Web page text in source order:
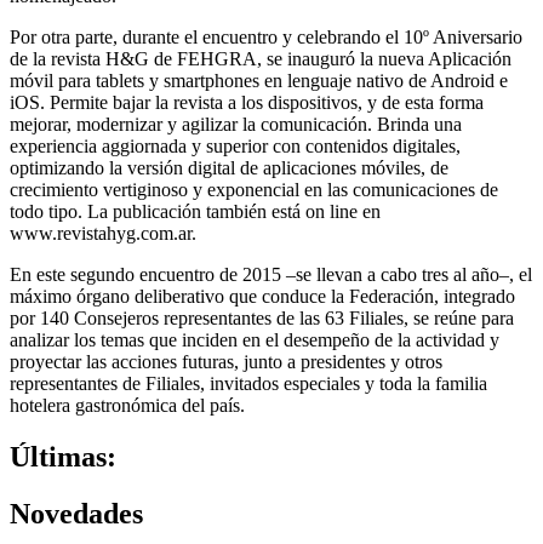
Por otra parte, durante el encuentro y celebrando el 10º Aniversario
de la revista H&G de FEHGRA, se inauguró la nueva Aplicación
móvil para tablets y smartphones en lenguaje nativo de Android e
iOS. Permite bajar la revista a los dispositivos, y de esta forma
mejorar, modernizar y agilizar la comunicación. Brinda una
experiencia aggiornada y superior con contenidos digitales,
optimizando la versión digital de aplicaciones móviles, de
crecimiento vertiginoso y exponencial en las comunicaciones de
todo tipo. La publicación también está on line en
www.revistahyg.com.ar.
En este segundo encuentro de 2015 –se llevan a cabo tres al año–, el
máximo órgano deliberativo que conduce la Federación, integrado
por 140 Consejeros representantes de las 63 Filiales, se reúne para
analizar los temas que inciden en el desempeño de la actividad y
proyectar las acciones futuras, junto a presidentes y otros
representantes de Filiales, invitados especiales y toda la familia
hotelera gastronómica del país.
Últimas:
Novedades